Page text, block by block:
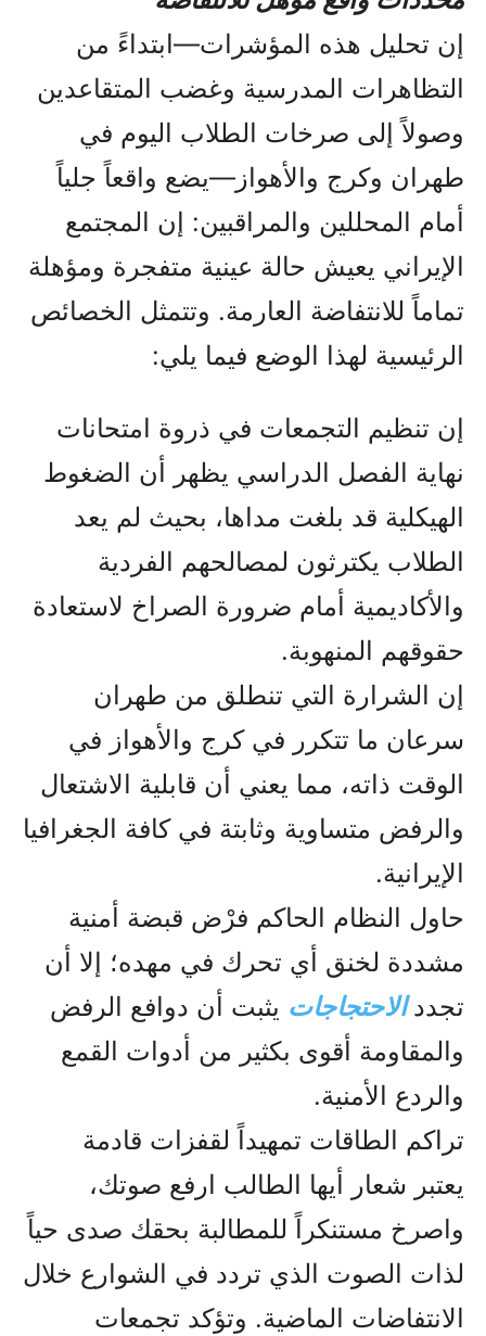
إن تحليل هذه المؤشرات—ابتداءً من
التظاهرات المدرسية وغضب المتقاعدين
وصولاً إلى صرخات الطلاب اليوم في
طهران وكرج والأهواز—يضع واقعاً جلياً
أمام المحللين والمراقبين: إن المجتمع
الإيراني يعيش حالة عينية متفجرة ومؤهلة
تماماً للانتفاضة العارمة. وتتمثل الخصائص
الرئيسية لهذا الوضع فيما يلي:
إن تنظيم التجمعات في ذروة امتحانات
نهاية الفصل الدراسي يظهر أن الضغوط
الهيكلية قد بلغت مداها، بحيث لم يعد
الطلاب يكترثون لمصالحهم الفردية
والأكاديمية أمام ضرورة الصراخ لاستعادة
حقوقهم المنهوبة.
إن الشرارة التي تنطلق من طهران
سرعان ما تتكرر في كرج والأهواز في
الوقت ذاته، مما يعني أن قابلية الاشتعال
والرفض متساوية وثابتة في كافة الجغرافيا
الإيرانية.
حاول النظام الحاكم فرْض قبضة أمنية
مشددة لخنق أي تحرك في مهده؛ إلا أن
تجددالاحتجاجات يثبت أن دوافع الرفض
والمقاومة أقوى بكثير من أدوات القمع
والردع الأمنية.
تراكم الطاقات تمهيداً لقفزات قادمة
يعتبر شعار أيها الطالب ارفع صوتك،
واصرخ مستنكراً للمطالبة بحقك صدى حياً
لذات الصوت الذي تردد في الشوارع خلال
الانتفاضات الماضية. وتؤكد تجمعات